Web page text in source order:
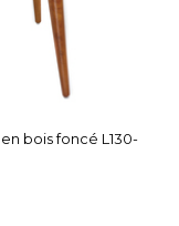
bois foncé L130-